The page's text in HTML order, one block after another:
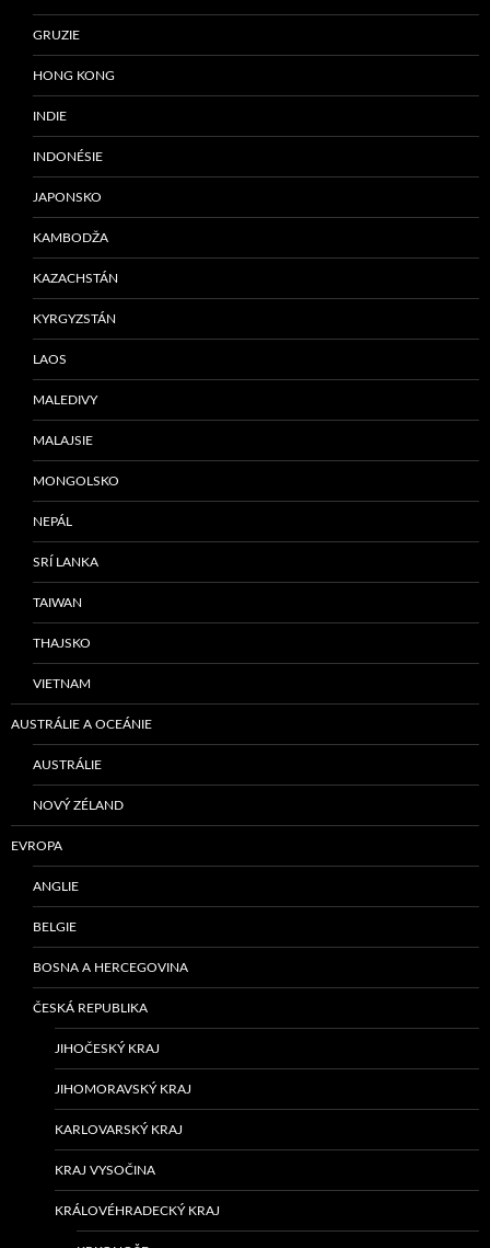
GRUZIE
HONG KONG
INDIE
INDONÉSIE
JAPONSKO
KAMBODŽA
KAZACHSTÁN
KYRGYZSTÁN
LAOS
MALEDIVY
MALAJSIE
MONGOLSKO
NEPÁL
SRÍ LANKA
TAIWAN
THAJSKO
VIETNAM
AUSTRÁLIE A OCEÁNIE
AUSTRÁLIE
NOVÝ ZÉLAND
EVROPA
ANGLIE
BELGIE
BOSNA A HERCEGOVINA
ČESKÁ REPUBLIKA
JIHOČESKÝ KRAJ
JIHOMORAVSKÝ KRAJ
KARLOVARSKÝ KRAJ
KRAJ VYSOČINA
KRÁLOVÉHRADECKÝ KRAJ